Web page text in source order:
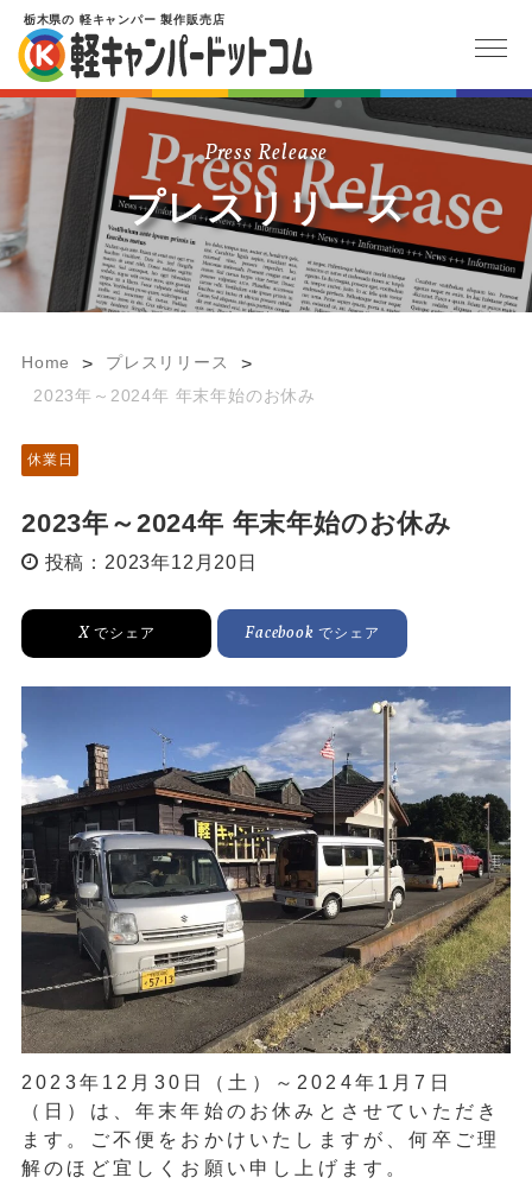
栃木県の 軽キャンパー 製作販売店
Press Release
プレスリリース
Home > プレスリリース >
2023年～2024年 年末年始のお休み
休業日
2023年～2024年 年末年始のお休み
投稿：2023年12月20日
Xでシェア Facebook でシェア
2023年12月30日（土）～2024年1月7日
（日）は、年末年始のお休みとさせていただき
ます。ご不便をおかけいたしますが、何卒ご理
解のほど宜しくお願い申し上げます。